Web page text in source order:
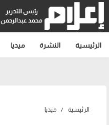
رئيس التحرير
محمد عبدالرحمن
الرئيسية النشرة ميديا
الرئيسية ميديا